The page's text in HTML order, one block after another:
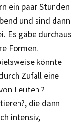
ein paar Stunden
und sind dann
Es gäbe durchaus
Formen.
könnte
Zufall eine
Leuten ?
die dann
intensiv,